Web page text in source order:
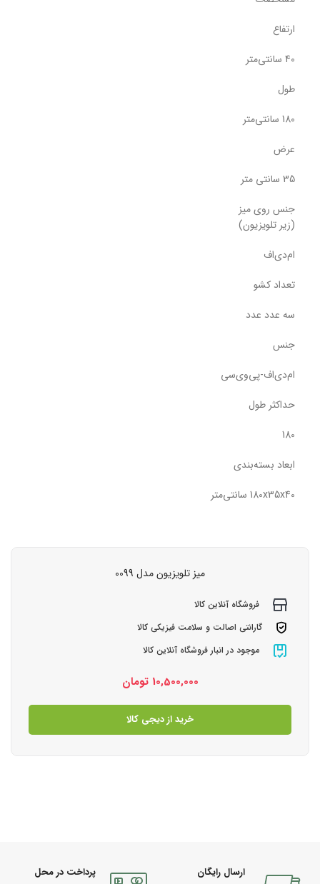
ارتفاع
40 سانتی‌متر
طول
180 سانتی‌متر
عرض
35 سانتی متر
جنس روی میز
(زیر تلویزیون)
ام‌دی‌اف
تعداد کشو
سه عدد عدد
جنس
ام‌دی‌اف-پی‌وی‌سی
حداکثر طول
180
ابعاد بسته‌بندی
180x35x40 سانتی‌متر
میز تلویزیون مدل 0099
فروشگاه آنلاین کالا
گارانتی اصالت و سلامت فیزیکی کالا
موجود در انبار فروشگاه آنلاین کالا
10,500,000 تومان
خرید از دیجی کالا
ارسال رایگان پرداخت در محل